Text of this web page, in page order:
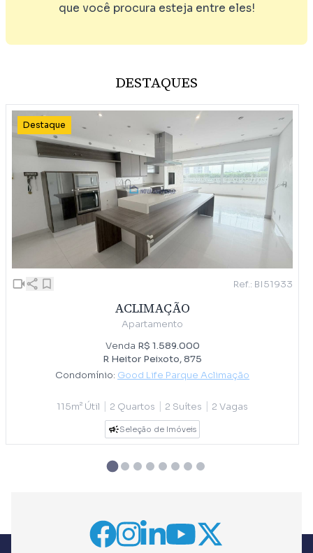
que você procura esteja entre eles!
DESTAQUES
Destaque
Ref.: BI51933
ACLIMAÇÃO
Apartamento
Venda R$ 1.589.000
R Heitor Peixoto, 875
Condomínio: Good Life Parque Aclimação
115m² Útil 2 Quartos 2 Suítes 2 Vagas
Seleção de Imóveis